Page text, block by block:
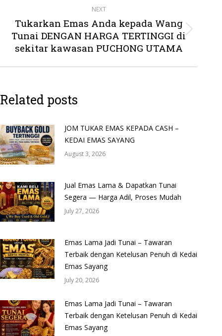
NEXT
Next
post:
Tukarkan Emas Anda kepada Wang
Tunai DENGAN HARGA TERTINGGI di
sekitar kawasan PUCHONG UTAMA
Related posts
JOM TUKAR EMAS KEPADA CASH –
KEDAI EMAS SAYANG
August 3, 2026
Jual Emas Lama & Dapatkan Tunai
Segera — Harga Adil, Proses Mudah
July 27, 2026
Emas Lama Jadi Tunai – Tawaran
Terbaik dengan Ketelusan Penuh di Kedai
Emas Sayang
July 20, 2026
Emas Lama Jadi Tunai – Tawaran
Terbaik dengan Ketelusan Penuh di Kedai
Emas Sayang